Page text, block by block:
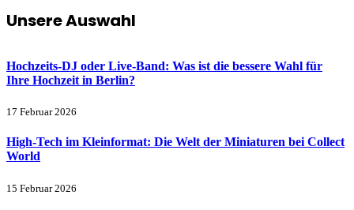
Unsere Auswahl
Hochzeits-DJ oder Live-Band: Was ist die bessere Wahl für
Ihre Hochzeit in Berlin?
17 Februar 2026
High-Tech im Kleinformat: Die Welt der Miniaturen bei Collect
World
15 Februar 2026